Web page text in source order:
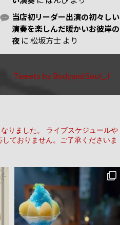
当店初リーダー出演の初々しい
演奏を楽しんだ暖かいお彼岸の
夜 に松坂方士 より
Tweets by BodyandSoul_J
りました。
ライブスケジュールや
ておりません。ご了承くださいま